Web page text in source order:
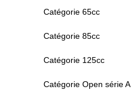
Catégorie 65cc
Catégorie 85cc
Catégorie 125cc
Catégorie Open série A